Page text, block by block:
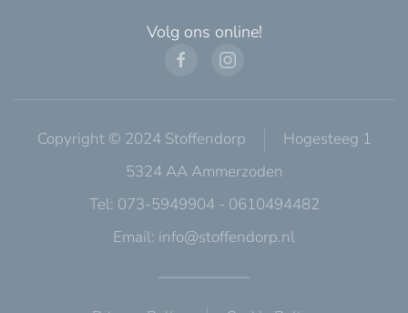
Volg ons online!
Copyright © 2024 Stoffendorp
Hogesteeg 1
5324 AA Ammerzoden
Tel: 073-5949904 - 0610494482
Email: info@stoffendorp.nl